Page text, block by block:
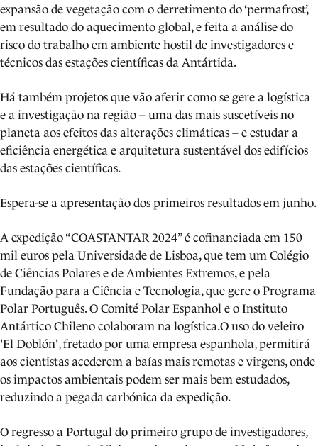
expansão de vegetação com o derretimento do ‘permafrost’,
em resultado do aquecimento global, e feita a análise do
risco do trabalho em ambiente hostil de investigadores e
técnicos das estações científicas da Antártida.
Há também projetos que vão aferir como se gere a logística
e a investigação na região – uma das mais suscetíveis no
planeta aos efeitos das alterações climáticas – e estudar a
eficiência energética e arquitetura sustentável dos edifícios
das estações científicas.
Espera-se a apresentação dos primeiros resultados em junho.
A expedição “COASTANTAR 2024” é cofinanciada em 150
mil euros pela Universidade de Lisboa, que tem um Colégio
de Ciências Polares e de Ambientes Extremos, e pela
Fundação para a Ciência e Tecnologia, que gere o Programa
Polar Português. O Comité Polar Espanhol e o Instituto
Antártico Chileno colaboram na logística.O uso do veleiro
'El Doblón', fretado por uma empresa espanhola, permitirá
aos cientistas acederem a baías mais remotas e virgens, onde
os impactos ambientais podem ser mais bem estudados,
reduzindo a pegada carbónica da expedição.
O regresso a Portugal do primeiro grupo de investigadores,